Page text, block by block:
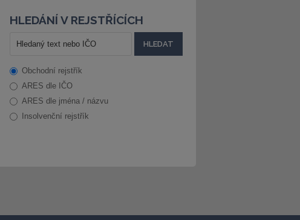
HLEDÁNÍ V REJSTŘÍCÍCH
Obchodní rejstřík
ARES dle IČO
ARES dle jména / názvu
Insolvenční rejstřík